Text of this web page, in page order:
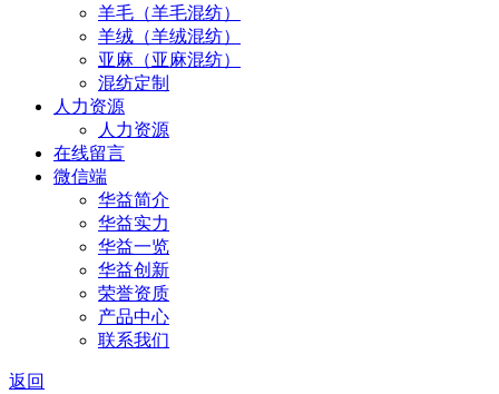
羊毛（羊毛混纺）
羊绒（羊绒混纺）
亚麻（亚麻混纺）
混纺定制
人力资源
人力资源
在线留言
微信端
华益简介
华益实力
华益一览
华益创新
荣誉资质
产品中心
联系我们
返回